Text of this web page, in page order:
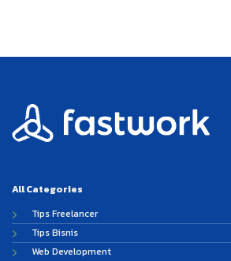
All Categories
Tips Freelancer
Tips Bisnis
Web Development